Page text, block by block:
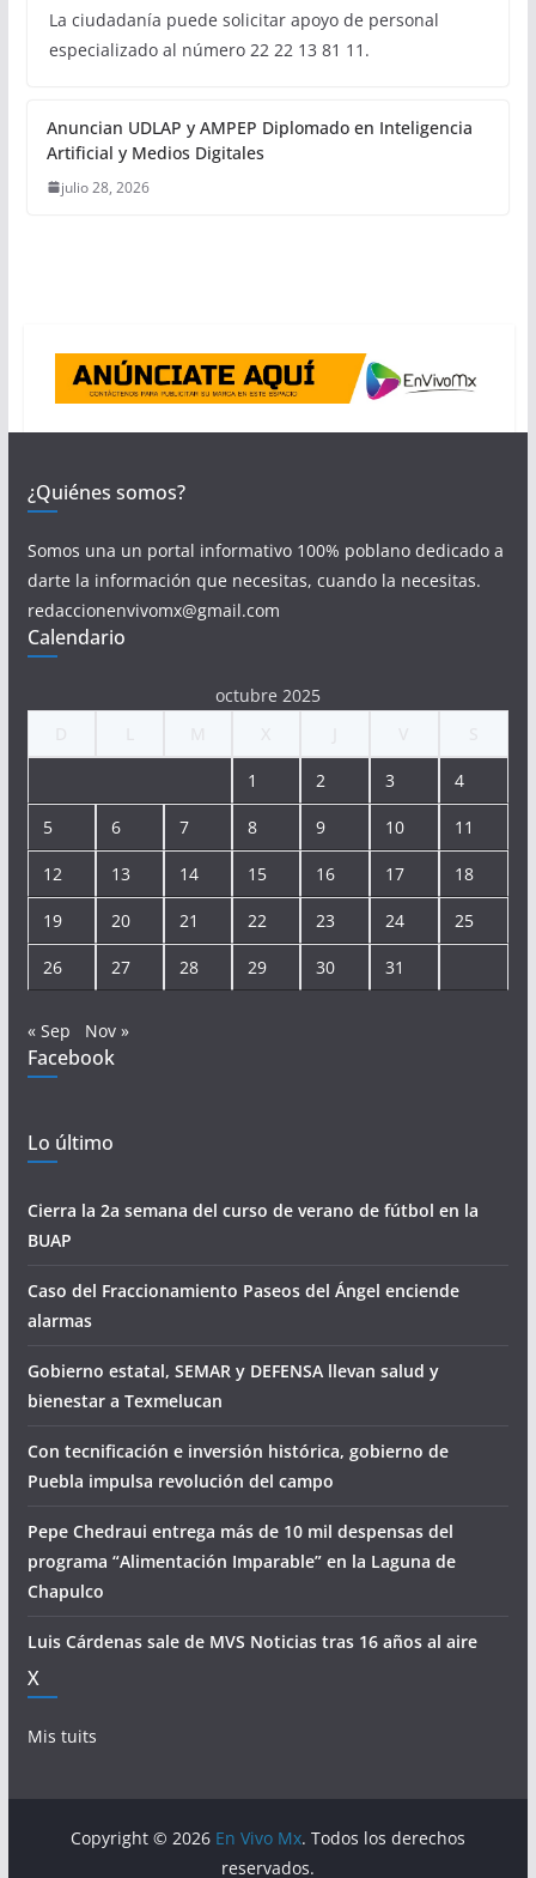
La ciudadanía puede solicitar apoyo de personal
especializado al número 22 22 13 81 11.
Anuncian UDLAP y AMPEP Diplomado en Inteligencia
Artificial y Medios Digitales
julio 28, 2026
¿Quiénes somos?
Somos una un portal informativo 100% poblano dedicado a
darte la información que necesitas, cuando la necesitas.
redaccionenvivomx@gmail.com
Calendario
octubre 2025
1 2 3 4
5 6 7 8 9 10 11
12 13 14 15 16 17 18
19 20 21 22 23 24 25
26 27 28 29 30 31
« Sep Nov »
Facebook
Lo último
Cierra la 2a semana del curso de verano de fútbol en la
BUAP
Caso del Fraccionamiento Paseos del Ángel enciende
alarmas
Gobierno estatal, SEMAR y DEFENSA llevan salud y
bienestar a Texmelucan
Con tecnificación e inversión histórica, gobierno de
Puebla impulsa revolución del campo
Pepe Chedraui entrega más de 10 mil despensas del
programa “Alimentación Imparable” en la Laguna de
Chapulco
Luis Cárdenas sale de MVS Noticias tras 16 años al aire
X
Mis tuits
Copyright © 2026 En Vivo Mx. Todos los derechos
reservados.